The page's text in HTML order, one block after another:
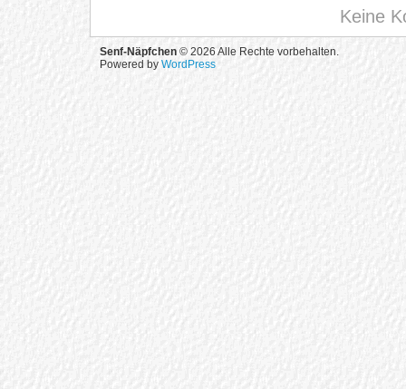
Keine
Senf-Näpfchen © 2026 Alle Rechte vorbehalten.
Powered by WordPress